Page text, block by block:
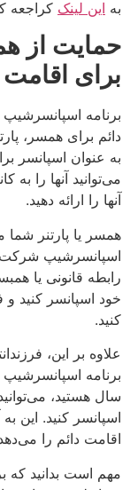
به این لینک کراجعه
حمایت از
برای اقامت
برنامه
دائم برای همسر،
به عنوان اسپانسر
می‌توانید آنها را
آنها را ارائه دهید.
همسر یا پارتنر شما
اسپانسرشیپ شرکت
رابطه قانونی یا
خود اسپانسر کنید و
کنید.
علاوه بر این،
سال هستید،
اسپانسر کنید. این
اقامت دائم را
مهم است بدانید که